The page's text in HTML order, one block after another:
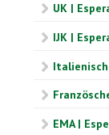
UK |
IJK |
EMA |